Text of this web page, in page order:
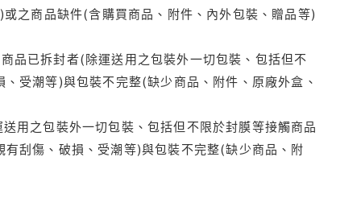
之商品缺件(含購買商品、附件、內外包裝、贈品等)
品已拆封者(除運送用之包裝外一切包裝、包括但不
受潮等)與包裝不完整(缺少商品、附件、原廠外盒、
用之包裝外一切包裝、包括但不限於封膜等接觸商品
刮傷、破損、受潮等)與包裝不完整(缺少商品、附